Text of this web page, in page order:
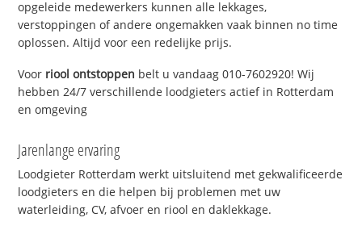
opgeleide medewerkers kunnen alle lekkages,
verstoppingen of andere ongemakken vaak binnen no time
oplossen. Altijd voor een redelijke prijs.
Voor riool ontstoppen belt u vandaag 010-7602920! Wij
hebben 24/7 verschillende loodgieters actief in Rotterdam
en omgeving
Jarenlange ervaring
Loodgieter Rotterdam werkt uitsluitend met gekwalificeerde
loodgieters en die helpen bij problemen met uw
waterleiding, CV, afvoer en riool en daklekkage.